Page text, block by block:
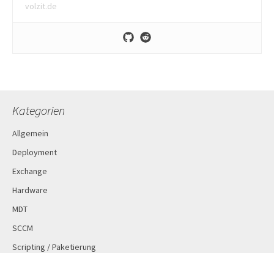
volzit.de
Kategorien
Allgemein
Deployment
Exchange
Hardware
MDT
SCCM
Scripting / Paketierung